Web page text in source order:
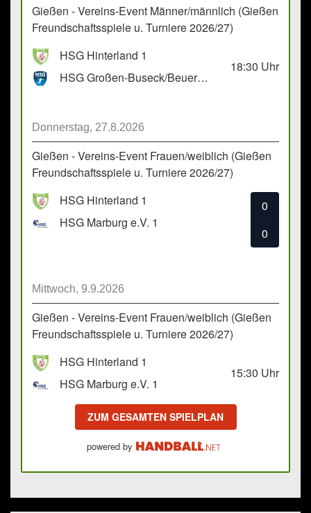
Gießen - Vereins-Event Männer/männlich (Gießen
Freundschaftsspiele u. Turniere 2026/27)
HSG Hinterland 1
HSG Großen-Buseck/Beuern 1
18:30 Uhr
Donnerstag, 27.8.2026
Gießen - Vereins-Event Frauen/weiblich (Gießen
Freundschaftsspiele u. Turniere 2026/27)
HSG Hinterland 1
HSG Marburg e.V. 1
0
0
Mittwoch, 9.9.2026
Gießen - Vereins-Event Frauen/weiblich (Gießen
Freundschaftsspiele u. Turniere 2026/27)
HSG Hinterland 1
HSG Marburg e.V. 1
15:30 Uhr
ZUM GESAMTEN SPIELPLAN
powered by